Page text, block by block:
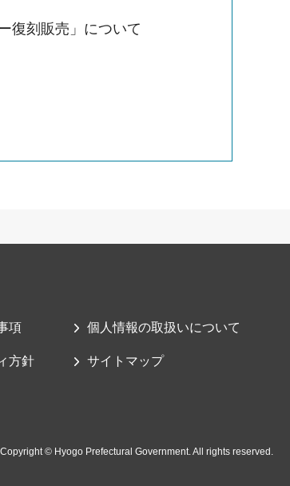
復刻販売」について
項 個人情報の取扱いについて
方針 サイトマップ
Copyright © Hyogo Prefectural Government. All rights reserved.